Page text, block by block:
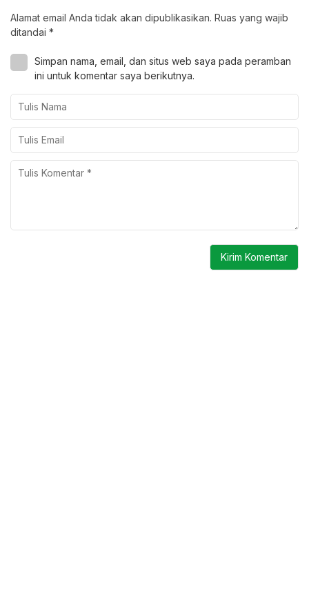
Alamat email Anda tidak akan dipublikasikan. Ruas yang wajib
ditandai *
Simpan nama, email, dan situs web saya pada peramban
ini untuk komentar saya berikutnya.